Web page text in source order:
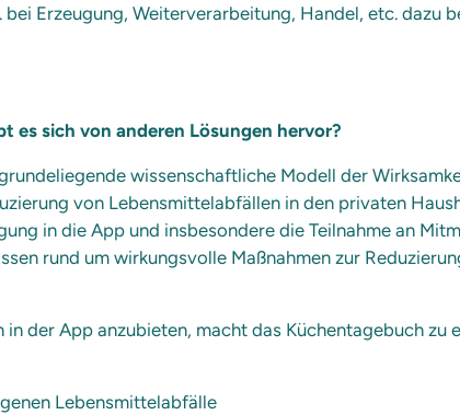
Erzeugung, Weiterverarbeitung, Handel, etc. dazu
es sich von anderen Lösungen hervor?
wissenschaftliche Modell der
von Lebensmittelabfällen in den privaten
in die App und insbesondere die Teilnahme an
rund um wirkungsvolle Maßnahmen zur
der App anzubieten, macht das Küchentagebuch zu
Lebensmittelabfälle